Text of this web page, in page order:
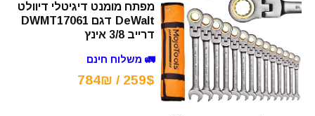
מפתח מומנט דיגיטלי דיוולט
DeWalt דגם DWMT17061
דרייב 3/8 אינץ
🚛 משלוח חינם
259$ / 784₪